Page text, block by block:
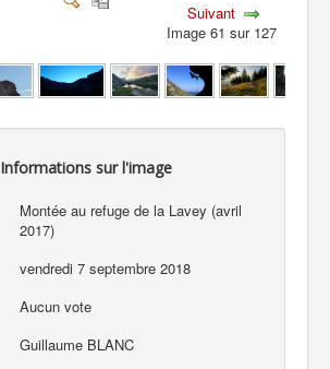
Suivant
Image 61 sur 127
Informations sur l'image
Montée au refuge de la Lavey (avril
2017)
vendredi 7 septembre 2018
Aucun vote
Guillaume BLANC